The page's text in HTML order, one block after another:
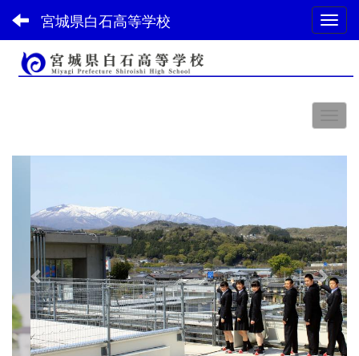
宮城県白石高等学校
e
v
i
o
u
s
t